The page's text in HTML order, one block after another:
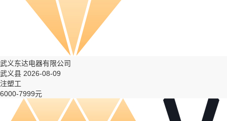
武义东达电器有限公司
武义县 2026-08-09
注塑工
6000-7999元